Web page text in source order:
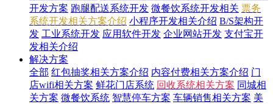
开发方案 跑腿配送系统开发 微餐饮系统开发相关 票务
系统开发相关方案介绍 小程序开发相关介绍 B/S架构开
发 工业系统开发 应用软件开发 企业网站开发 支付宝开
发相关介绍
解决方案
全部 红包抽奖相关方案介绍 内容付费相关方案介绍 门
店wifi相关方案 鲜花门店系统 回收系统相关方案 同城相
关方案 微餐饮系统 智慧停车方案 车辆销售相关方案 美